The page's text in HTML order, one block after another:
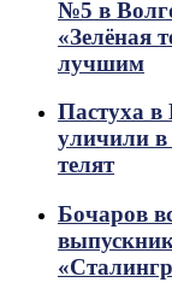
№5 в
«Зелёная
лучшим
Пастуха в
уличили
телят
Бочаров